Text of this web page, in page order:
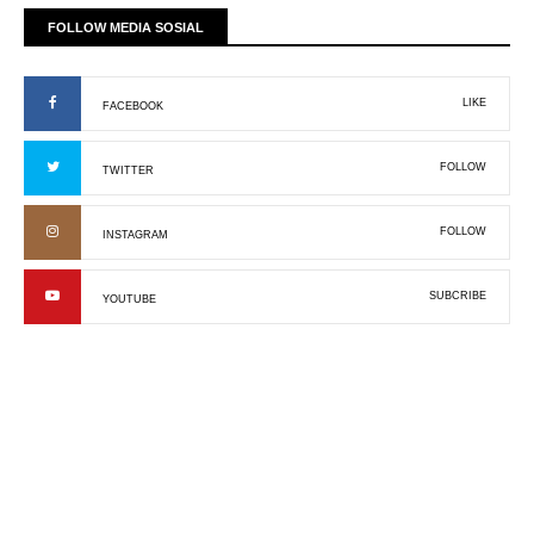
FOLLOW MEDIA SOSIAL
FACEBOOK LIKE
TWITTER FOLLOW
INSTAGRAM FOLLOW
YOUTUBE SUBCRIBE